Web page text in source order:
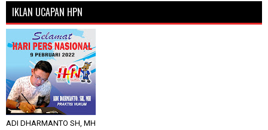
IKLAN UCAPAN HPN
ADI DHARMANTO SH, MH